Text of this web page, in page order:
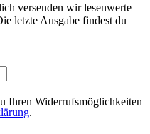
versenden wir lesenwerte
letzte Ausgabe findest du
Ihren Widerrufsmöglichkeiten
.